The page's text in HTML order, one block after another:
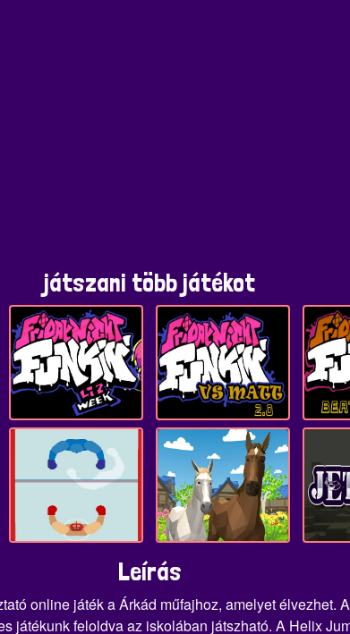
játszani több játékot
Leírás
online játék a Árkád műfajhoz, amelyet
játékunk feloldva az iskolában játszható. A Helix